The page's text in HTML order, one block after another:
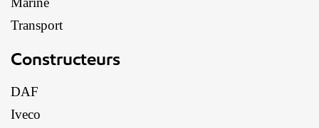
Transport
Constructeurs
DAF
Iveco